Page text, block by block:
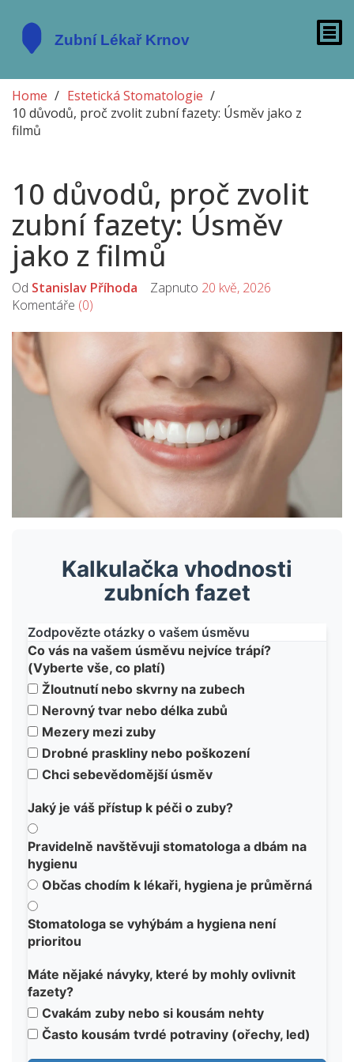
Home
Estetická Stomatologie
10 důvodů, proč zvolit zubní fazety: Úsměv jako z
filmů
10 důvodů, proč zvolit
zubní fazety: Úsměv
jako z filmů
Od Stanislav Příhoda Zapnuto 20 kvě, 2026
Komentáře (0)
Kalkulačka vhodnosti
zubních fazet
Zodpovězte otázky o vašem úsměvu
Co vás na vašem úsměvu nejvíce trápí?
(Vyberte vše, co platí)
Žloutnutí nebo skvrny na zubech
Nerovný tvar nebo délka zubů
Mezery mezi zuby
Drobné praskliny nebo poškození
Chci sebevědomější úsměv
Jaký je váš přístup k péči o zuby?
Pravidelně navštěvuji stomatologa a dbám na
hygienu
Občas chodím k lékaři, hygiena je průměrná
Stomatologa se vyhýbám a hygiena není
prioritou
Máte nějaké návyky, které by mohly ovlivnit
fazety?
Cvakám zuby nebo si kousám nehty
Často kousám tvrdé potraviny (ořechy, led)